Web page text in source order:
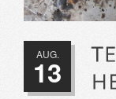
AUG.
13